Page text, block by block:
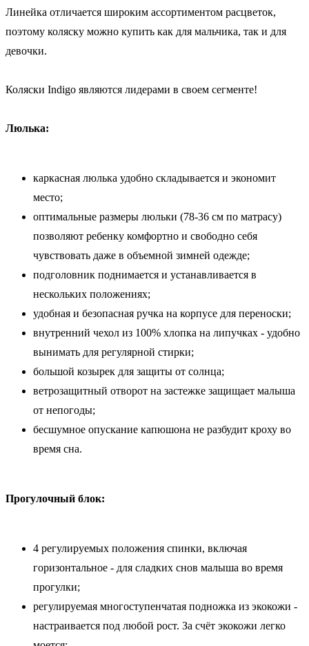
Линейка отличается широким ассортиментом расцветок,
поэтому коляску можно купить как для мальчика, так и для
девочки.
Коляски Indigo являются лидерами в своем сегменте!
Люлька:
каркасная люлька удобно складывается и экономит
место;
оптимальные размеры люльки (78-36 см по матрасу)
позволяют ребенку комфортно и свободно себя
чувствовать даже в объемной зимней одежде;
подголовник поднимается и устанавливается в
нескольких положениях;
удобная и безопасная ручка на корпусе для переноски;
внутренний чехол из 100% хлопка на липучках - удобно
вынимать для регулярной стирки;
большой козырек для защиты от солнца;
ветрозащитный отворот на застежке защищает малыша
от непогоды;
бесшумное опускание капюшона не разбудит кроху во
время сна.
Прогулочный блок:
4 регулируемых положения спинки, включая
горизонтальное - для сладких снов малыша во время
прогулки;
регулируемая многоступенчатая подножка из экокожи -
настраивается под любой рост. За счёт экокожи легко